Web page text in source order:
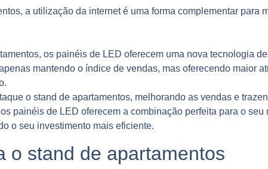
a utilização da internet é uma forma complementar para
os painéis de LED oferecem uma nova tecnologia
mantendo o índice de vendas, mas oferecendo maior
o stand de apartamentos, melhorando as vendas e
painéis de LED oferecem a combinação perfeita para o seu
o seu investimento mais eficiente.
o stand de apartamentos